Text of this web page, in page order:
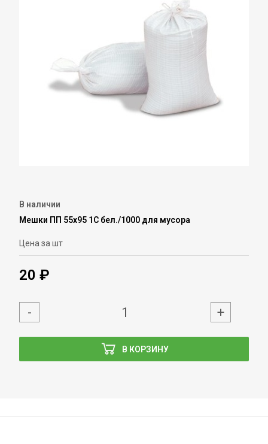
В наличии
Мешки ПП 55х95 1С бел./1000 для мусора
Цена за шт
20 ₽
В КОРЗИНУ
- +